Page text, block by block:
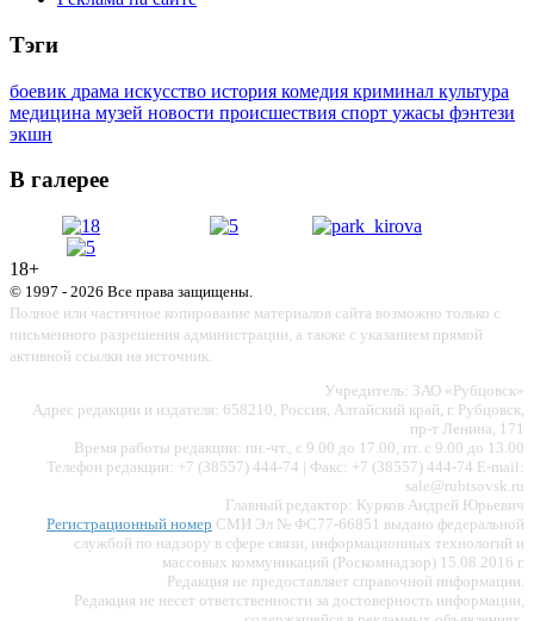
Тэги
боевик драма искусство история комедия криминал культура
медицина музей новости происшествия спорт ужасы фэнтези
экшн
В галерее
18+
© 1997 - 2026 Все права защищены.
Полное или частичное копирование материалов сайта возможно только с
письменного разрешения администрации, а также с указанием прямой
активной ссылки на источник.
Учредитель: ЗАО «Рубцовск»
Адрес редакции и издателя: 658210, Россия, Алтайский край, г. Рубцовск,
пр-т Ленина, 171
Время работы редакции: пн.-чт., с 9.00 до 17.00, пт. с 9.00 до 13.00
Телефон редакции: +7 (38557) 444-74 | Факс: +7 (38557) 444-74 E-mail:
sale@rubtsovsk.ru
Главный редактор: Курков Андрей Юрьевич
Регистрационный номер СМИ Эл № ФС77-66851 выдано федеральной
службой по надзору в сфере связи, информационных технологий и
массовых коммуникаций (Роскомнадзор) 15.08.2016 г.
Редакция не предоставляет справочной информации.
Редакция не несет ответственности за достоверность информации,